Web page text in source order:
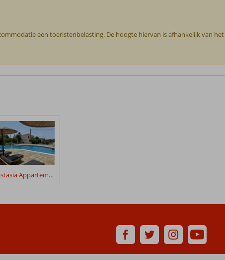
een toeristenbelasting. De hoogte hiervan is afhankelijk van
Anastasia Appartementen